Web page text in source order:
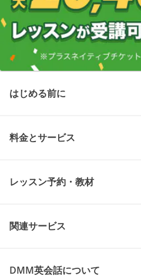
はじめる前に
料金とサービス
レッスン予約・教材
関連サービス
DMM英会話について